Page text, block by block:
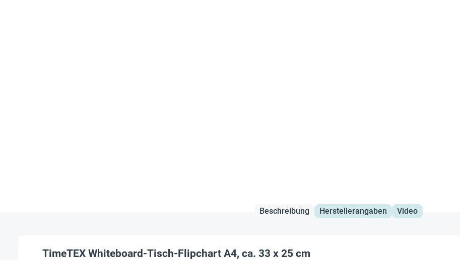
Beschreibung Herstellerangaben Video
TimeTEX Whiteboard-Tisch-Flipchart A4, ca. 33 x 25 cm